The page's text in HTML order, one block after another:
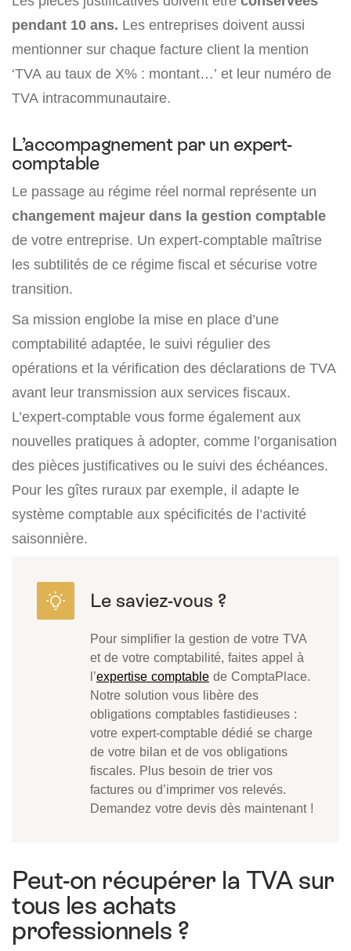
pendant 10 ans. Les entreprises doivent aussi
mentionner sur chaque facture client la mention
‘TVA au taux de X% : montant…’ et leur numéro de
TVA intracommunautaire.
L’accompagnement par un expert-
comptable
Le passage au régime réel normal représente un
changement majeur dans la gestion comptable
de votre entreprise. Un expert-comptable maîtrise
les subtilités de ce régime fiscal et sécurise votre
transition.
Sa mission englobe la mise en place d’une
comptabilité adaptée, le suivi régulier des
opérations et la vérification des déclarations de TVA
avant leur transmission aux services fiscaux.
L’expert-comptable vous forme également aux
nouvelles pratiques à adopter, comme l’organisation
des pièces justificatives ou le suivi des échéances.
Pour les gîtes ruraux par exemple, il adapte le
système comptable aux spécificités de l’activité
saisonnière.
Pour simplifier la gestion de votre TVA
et de votre comptabilité, faites appel à
l’expertise comptable de ComptaPlace.
Notre solution vous libère des
obligations comptables fastidieuses :
votre expert-comptable dédié se charge
de votre bilan et de vos obligations
fiscales. Plus besoin de trier vos
factures ou d’imprimer vos relevés.
Demandez votre devis dès maintenant !
Peut-on récupérer la TVA sur
tous les achats
professionnels ?